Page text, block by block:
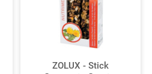
ZOLUX - Stick